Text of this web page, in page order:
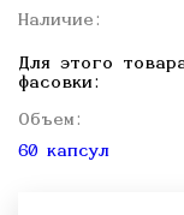
Наличие:
Для этого
фасовки:
Объем:
60 капсул